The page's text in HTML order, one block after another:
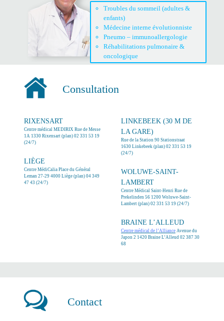
Troubles du sommeil (adultes &
enfants)
Médecine interne évolutionniste
Pneumo – immunoallergologie
Réhabilitations pulmonaire &
oncologique
Consultation
RIXENSART
Centre médical MEDIRIX Rue de Messe
1A 1330 Rixensart (plan) 02 331 53 19
(24/7)
LIÈGE
Centre MédiCalia Place du Général
Leman 27-29 4000 Liège (plan) 04 349
47 43 (24/7)
LINKEBEEK (30 M DE
LA GARE)
Rue de la Station 90 Stationstraat
1630 Linkebeek (plan) 02 331 53 19
(24/7)
WOLUWE-SAINT-
LAMBERT
Centre Médical Saint-HenriRue de
Prekelinden 56 1200 Woluwe-Saint-
Lambert (plan) 02 331 53 19 (24/7)
BRAINE L’ALLEUD
Centre médical de l’AllianceAvenue du
Japon 2 1420 Braine L’Alleud 02 387 30
68
Contact